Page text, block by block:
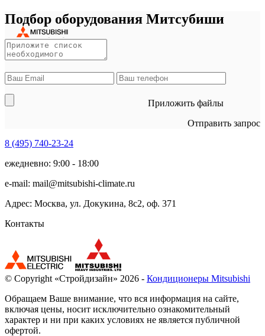
Подбор оборудования Митсубиши
Приложить файлы
Отправить запрос
8 (495) 740-23-24
ежедневно: 9:00 - 18:00
e-mail: mail@mitsubishi-climate.ru
Адрес: Москва, ул. Докукина, 8с2, оф. 371
Контакты
© Copyright «Стройдизайн» 2026 - Кондиционеры Mitsubishi
Обращаем Ваше внимание, что вся информация на сайте,
включая цены, носит исключительно ознакомительный
характер и ни при каких условиях не является публичной
офертой.